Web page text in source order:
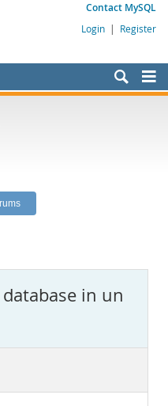
Contact MySQL
Login | Register
in un